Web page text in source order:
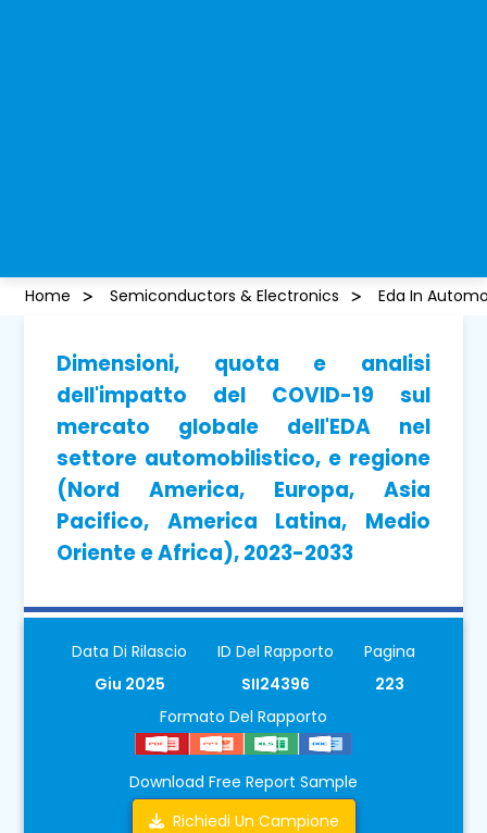
Home Semiconductors & Electronics Eda In
Dimensioni, quota e analisi
dell'impatto del COVID-19 sul
mercato globale dell'EDA nel
settore automobilistico, e regione
(Nord America, Europa, Asia
Pacifico, America Latina, Medio
Oriente e Africa), 2023-2033
Data Di Rilascio
Giu 2025
ID Del Rapporto
SII24396
Pagina
223
Formato Del Rapporto
Download Free Report Sample
Richiedi Un Campione